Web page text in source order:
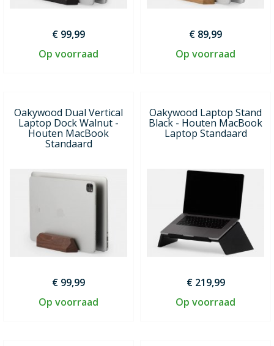
€ 99,99
Op voorraad
€ 89,99
Op voorraad
Oakywood Dual Vertical
Laptop Dock Walnut -
Houten MacBook
Standaard
€ 99,99
Op voorraad
Oakywood Laptop Stand
Black - Houten MacBook
Laptop Standaard
€ 219,99
Op voorraad